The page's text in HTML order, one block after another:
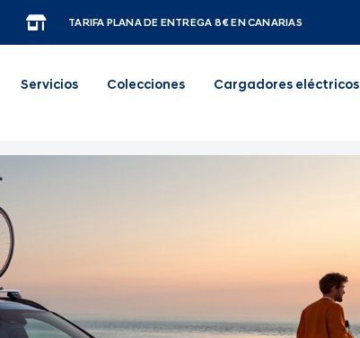
TARIFA PLANA DE ENTREGA 8€ EN CANARIAS
Servicios Colecciones Cargadores eléctricos